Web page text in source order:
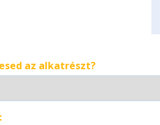
az alkatrészt?